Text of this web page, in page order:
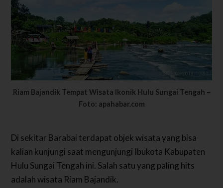
Riam Bajandik Tempat Wisata Ikonik Hulu Sungai Tengah –
Foto: apahabar.com
Di sekitar Barabai terdapat objek wisata yang bisa
kalian kunjungi saat mengunjungi Ibukota Kabupaten
Hulu Sungai Tengah ini. Salah satu yang paling hits
adalah wisata Riam Bajandik.